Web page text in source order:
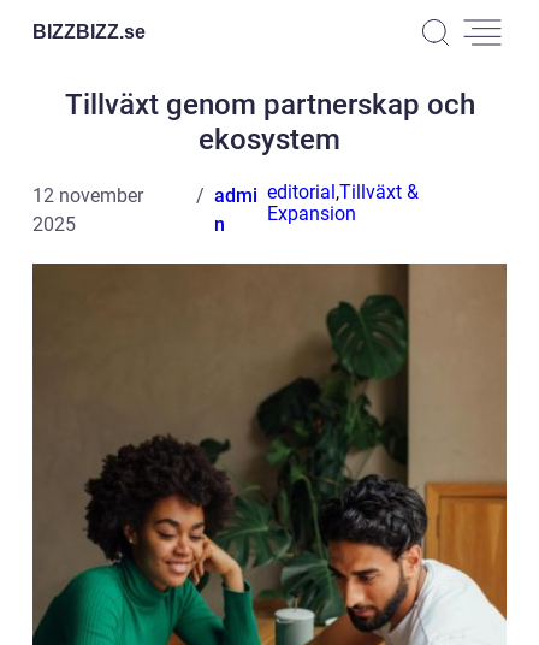
BIZZBIZZ.se
Tillväxt genom partnerskap och
ekosystem
12 november
2025
admi
n
editorial,Tillväxt &
Expansion